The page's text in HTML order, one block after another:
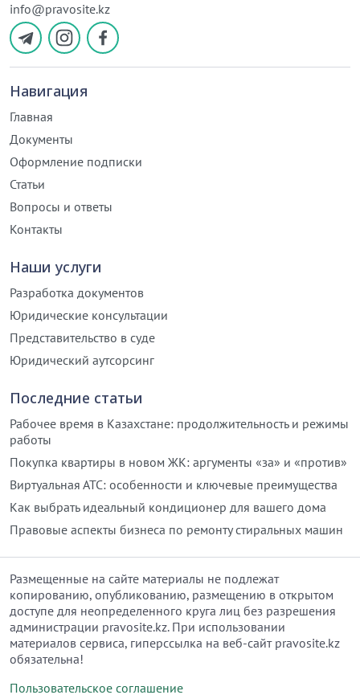
info@pravosite.kz
Навигация
Главная
Документы
Оформление подписки
Статьи
Вопросы и ответы
Контакты
Наши услуги
Разработка документов
Юридические консультации
Представительство в суде
Юридический аутсорсинг
Последние статьи
Рабочее время в Казахстане: продолжительность и режимы
работы
Покупка квартиры в новом ЖК: аргументы «за» и «против»
Виртуальная АТС: особенности и ключевые преимущества
Как выбрать идеальный кондиционер для вашего дома
Правовые аспекты бизнеса по ремонту стиральных машин
Размещенные на сайте материалы не подлежат
копированию, опубликованию, размещению в открытом
доступе для неопределенного круга лиц без разрешения
администрации pravosite.kz. При использовании
материалов сервиса, гиперссылка на веб-сайт pravosite.kz
обязательна!
Пользовательское соглашение